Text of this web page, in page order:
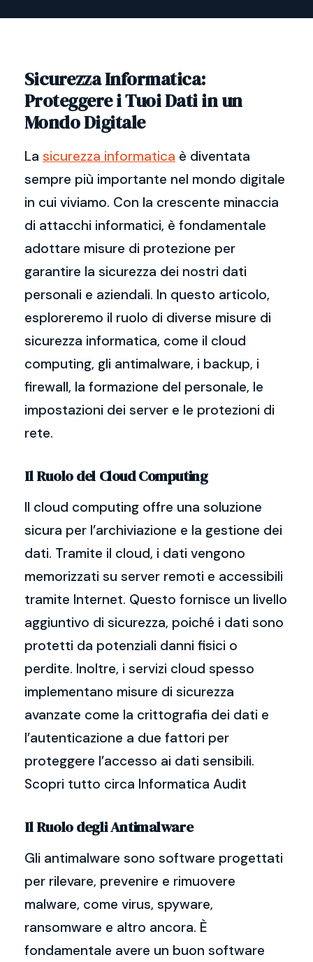
Sicurezza Informatica:
Proteggere i Tuoi Dati in un
Mondo Digitale
La sicurezza informatica è diventata
sempre più importante nel mondo digitale
in cui viviamo. Con la crescente minaccia
di attacchi informatici, è fondamentale
adottare misure di protezione per
garantire la sicurezza dei nostri dati
personali e aziendali. In questo articolo,
esploreremo il ruolo di diverse misure di
sicurezza informatica, come il cloud
computing, gli antimalware, i backup, i
firewall, la formazione del personale, le
impostazioni dei server e le protezioni di
rete.
Il Ruolo del Cloud Computing
Il cloud computing offre una soluzione
sicura per l’archiviazione e la gestione dei
dati. Tramite il cloud, i dati vengono
memorizzati su server remoti e accessibili
tramite Internet. Questo fornisce un livello
aggiuntivo di sicurezza, poiché i dati sono
protetti da potenziali danni fisici o
perdite. Inoltre, i servizi cloud spesso
implementano misure di sicurezza
avanzate come la crittografia dei dati e
l’autenticazione a due fattori per
proteggere l’accesso ai dati sensibili.
Scopri tutto circa Informatica Audit
Il Ruolo degli Antimalware
Gli antimalware sono software progettati
per rilevare, prevenire e rimuovere
malware, come virus, spyware,
ransomware e altro ancora. È
fondamentale avere un buon software